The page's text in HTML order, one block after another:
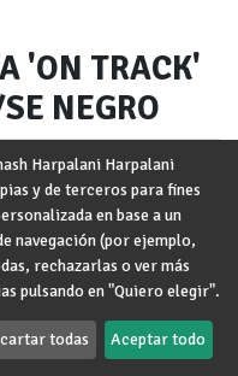
'ON TRACK'
NEGRO
Harpalani Harpalani
y de terceros para fines
en base a un
navegación (por ejemplo,
rechazarlas o ver más
pulsando en "Quiero elegir".
todas Aceptar todo